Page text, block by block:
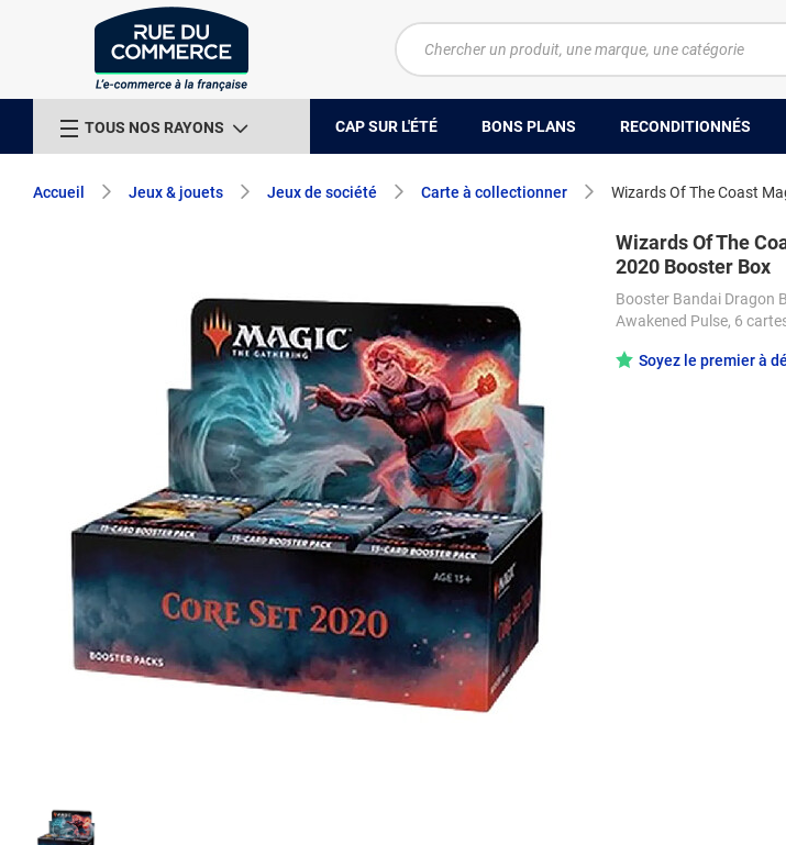
TOUS NOS RAYONS CAP SUR L'ÉTÉ BONS PLANS RECONDITIONNÉS
Accueil Jeux & jouets Jeux de société Carte à collectionner Wizards Of The Coast
Wizards Of The
2020 Booster Box
Booster Bandai Dragon
Awakened Pulse, 6
Soyez le premier à